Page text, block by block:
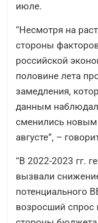
июле.
“Несмотря на
стороны
российской
половине лета
замедления,
данным
сменились
августе”, –
“В 2022-2023 гг.
вызвали
потенциального
возросший спрос